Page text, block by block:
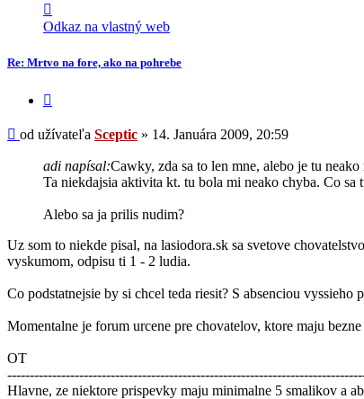
informácie
užívateľa
Sceptic
Odkaz na vlastný web
Re: Mrtvo na fore, ako na pohrebe
Príspevok
od užívateľa Sceptic » 14. Januára 2009, 20:59
adi napísal:Cawky, zda sa to len mne, alebo je tu neako
Ta niekdajsia aktivita kt. tu bola mi neako chyba. Co
Alebo sa ja prilis nudim?
Uz som to niekde pisal, na lasiodora.sk sa svetove
vyskumom, odpisu ti 1 - 2 ludia.
Co podstatnejsie by si chcel teda riesit? S absenciou vyssieho
Momentalne je forum urcene pre chovatelov, ktore maju
OT
Hlavne, ze niektore prispevky maju minimalne 5 smalikov a